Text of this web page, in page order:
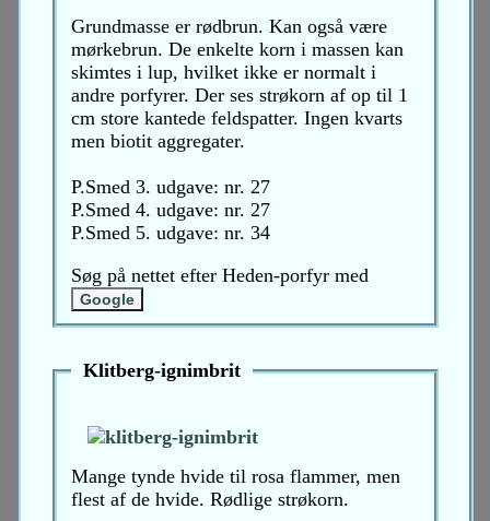
Grundmasse er rødbrun. Kan også være
mørkebrun. De enkelte korn i massen kan
skimtes i lup, hvilket ikke er normalt i
andre porfyrer. Der ses strøkorn af op til 1
cm store kantede feldspatter. Ingen kvarts
men biotit aggregater.
P.Smed 3. udgave: nr. 27
P.Smed 4. udgave: nr. 27
P.Smed 5. udgave: nr. 34
Søg på nettet efter Heden-porfyr med
Klitberg-ignimbrit
Mange tynde hvide til rosa flammer, men
flest af de hvide. Rødlige strøkorn.